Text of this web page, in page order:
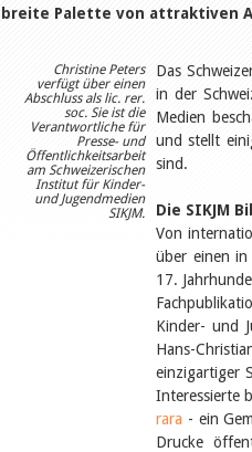
breite Palette von attraktiven
Christine Peters
verfügt über einen
Abschluss als lic. rer.
soc. Sie ist die
Verantwortliche für
Presse- und
Öffentlichkeitsarbeit
am Schweizerischen
Institut für Kinder-
und Jugendmedien
SIKJM.
Das
in der
Medien
und stellt
sind.
Die SIKJM
Von
über einen in
17.
Kinder- und
Hans-
einzigartiger
Interessierte
rara - ein
Drucke